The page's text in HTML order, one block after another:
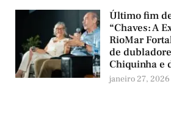
Último fim
“Chaves: A
RioMar
de
Chiquinha e
janeiro 27, 2026